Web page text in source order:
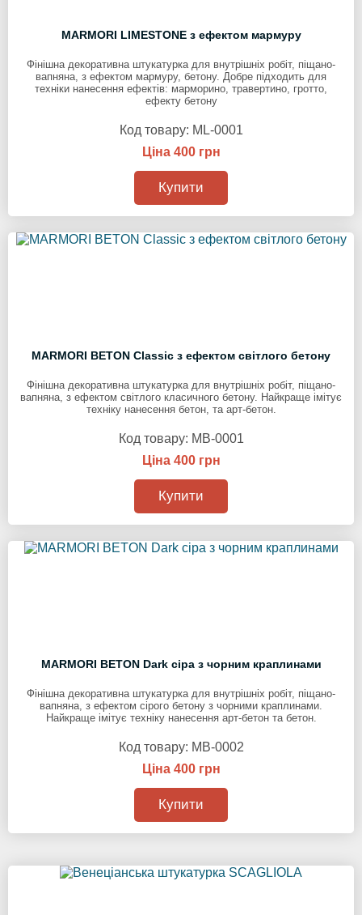
MARMORI LIMESTONE з ефектом мармуру
Фінішна декоративна штукатурка для внутрішніх робіт, піщано-
вапняна, з ефектом мармуру, бетону. Добре підходить для
техніки нанесення ефектів: марморино, травертино, гротто,
ефекту бетону
Код товару: ML-0001
Ціна 400 грн
Купити
MARMORI BETON Classic з ефектом світлого бетону
Фінішна декоративна штукатурка для внутрішніх робіт, піщано-
вапняна, з ефектом світлого класичного бетону. Найкраще імітує
техніку нанесення бетон, та арт-бетон.
Код товару: MB-0001
Ціна 400 грн
Купити
MARMORI BETON Dark сіра з чорним краплинами
Фінішна декоративна штукатурка для внутрішніх робіт, піщано-
вапняна, з ефектом сірого бетону з чорними краплинами.
Найкраще імітує техніку нанесення арт-бетон та бетон.
Код товару: MB-0002
Ціна 400 грн
Купити